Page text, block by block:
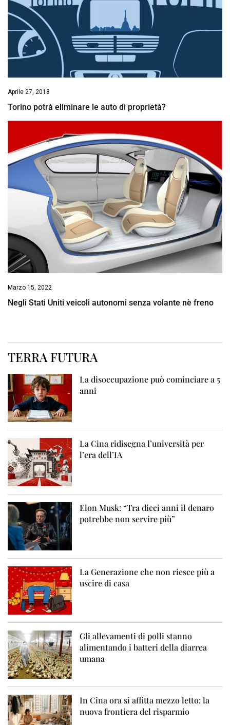
Aprile 27, 2018
Torino potrà eliminare le auto di proprietà?
Marzo 15, 2022
Negli Stati Uniti veicoli autonomi senza volante nè freno
TERRA FUTURA
La disoccupazione può cominciare a 5
anni
La Cina ridisegna l’università per
l’era dell’IA
Elon Musk: “Tra dieci anni il denaro
potrebbe non servire più”
La Generazione che non riesce più a
uscire di casa
Gli allevamenti di polli stanno
alimentando i batteri della diarrea
umana
In Cina ora si affitta mezzo letto: la
nuova frontiera del risparmio